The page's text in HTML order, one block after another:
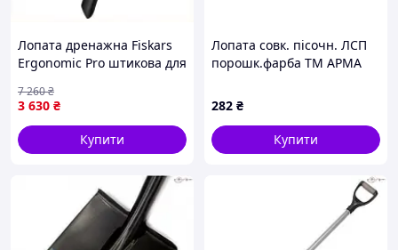
Лопата дренажна Fiskars
Ergonomic Pro штикова для
викопування цибулин у
твердому ґрунті
3 630 ₴
7 260₴
Купити
Лопата совк. пісочн. ЛСП
порошк.фарба ТМ АРМА
282 ₴
Купити